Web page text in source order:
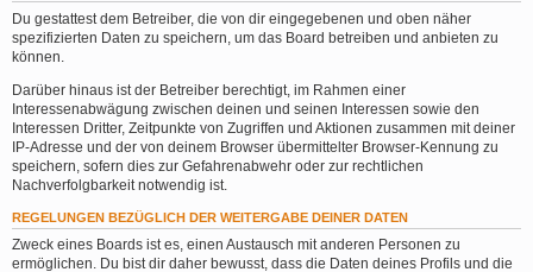
Du gestattest dem Betreiber, die von dir eingegebenen und oben näher
spezifizierten Daten zu speichern, um das Board betreiben und anbieten zu
können.
Darüber hinaus ist der Betreiber berechtigt, im Rahmen einer
Interessenabwägung zwischen deinen und seinen Interessen sowie den
Interessen Dritter, Zeitpunkte von Zugriffen und Aktionen zusammen mit deiner
IP-Adresse und der von deinem Browser übermittelter Browser-Kennung zu
speichern, sofern dies zur Gefahrenabwehr oder zur rechtlichen
Nachverfolgbarkeit notwendig ist.
REGELUNGEN BEZÜGLICH DER WEITERGABE DEINER DATEN
Zweck eines Boards ist es, einen Austausch mit anderen Personen zu
ermöglichen. Du bist dir daher bewusst, dass die Daten deines Profils und die